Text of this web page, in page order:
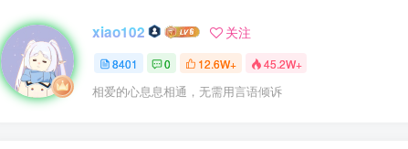
xiao102 关注
8401 0 12.6W+ 45.2W+
相爱的心息息相通，无需用言语倾诉